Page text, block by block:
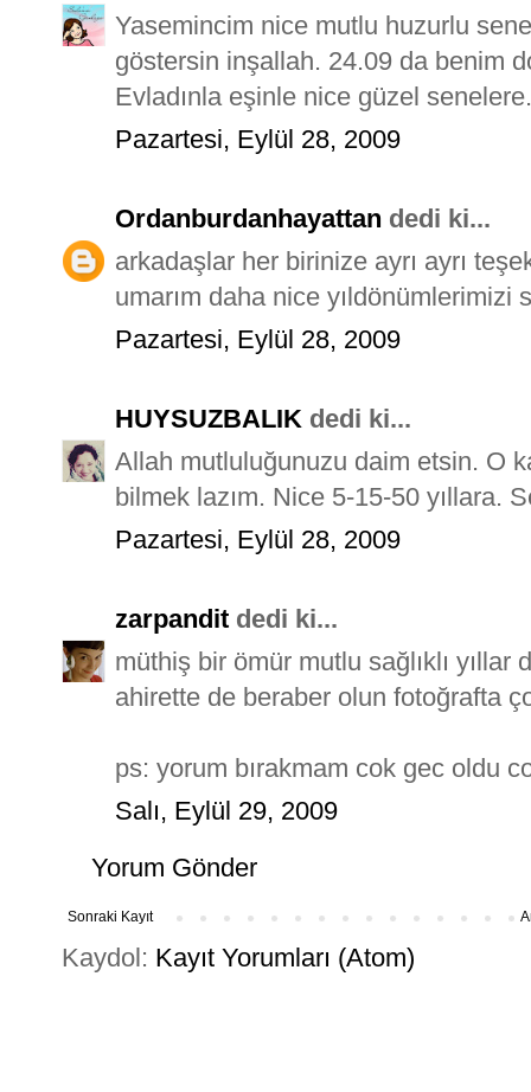
Yasemincim nice mutlu huzurlu
göstersin inşallah. 24.09 da benim
Evladınla eşinle nice güzel
Pazartesi, Eylül 28, 2009
Ordanburdanhayattan dedi ki...
arkadaşlar her birinize ayrı ayrı
umarım daha nice
Pazartesi, Eylül 28, 2009
HUYSUZBALIK dedi ki...
Allah mutluluğunuzu daim etsin. O
bilmek lazım. Nice 5-15-50 yıllara.
Pazartesi, Eylül 28, 2009
zarpandit dedi ki...
müthiş bir ömür mutlu sağlıklı yıllar
ahirette de beraber olun fotoğrafta
ps: yorum bırakmam cok gec oldu
Salı, Eylül 29, 2009
Yorum Gönder
Sonraki Kayıt
Kaydol: Kayıt Yorumları (Atom)